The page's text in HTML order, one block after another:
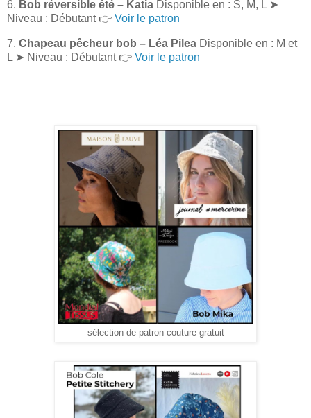
6. Bob réversible été – Katia Disponible en : S, M, L ➤
Niveau : Débutant 👉 Voir le patron
7. Chapeau pêcheur bob – Léa Pilea Disponible en : M et
L ➤ Niveau : Débutant 👉 Voir le patron
sélection de patron couture gratuit